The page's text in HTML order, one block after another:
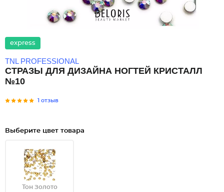
express
TNL PROFESSIONAL
СТРАЗЫ ДЛЯ ДИЗАЙНА НОГТЕЙ КРИСТАЛЛ
№10
1 отзыв
Выберите цвет товара
Тон Золото